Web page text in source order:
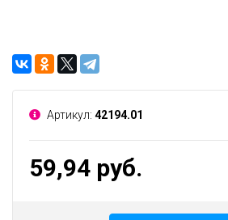
Артикул: 42194.01
59,94 руб.